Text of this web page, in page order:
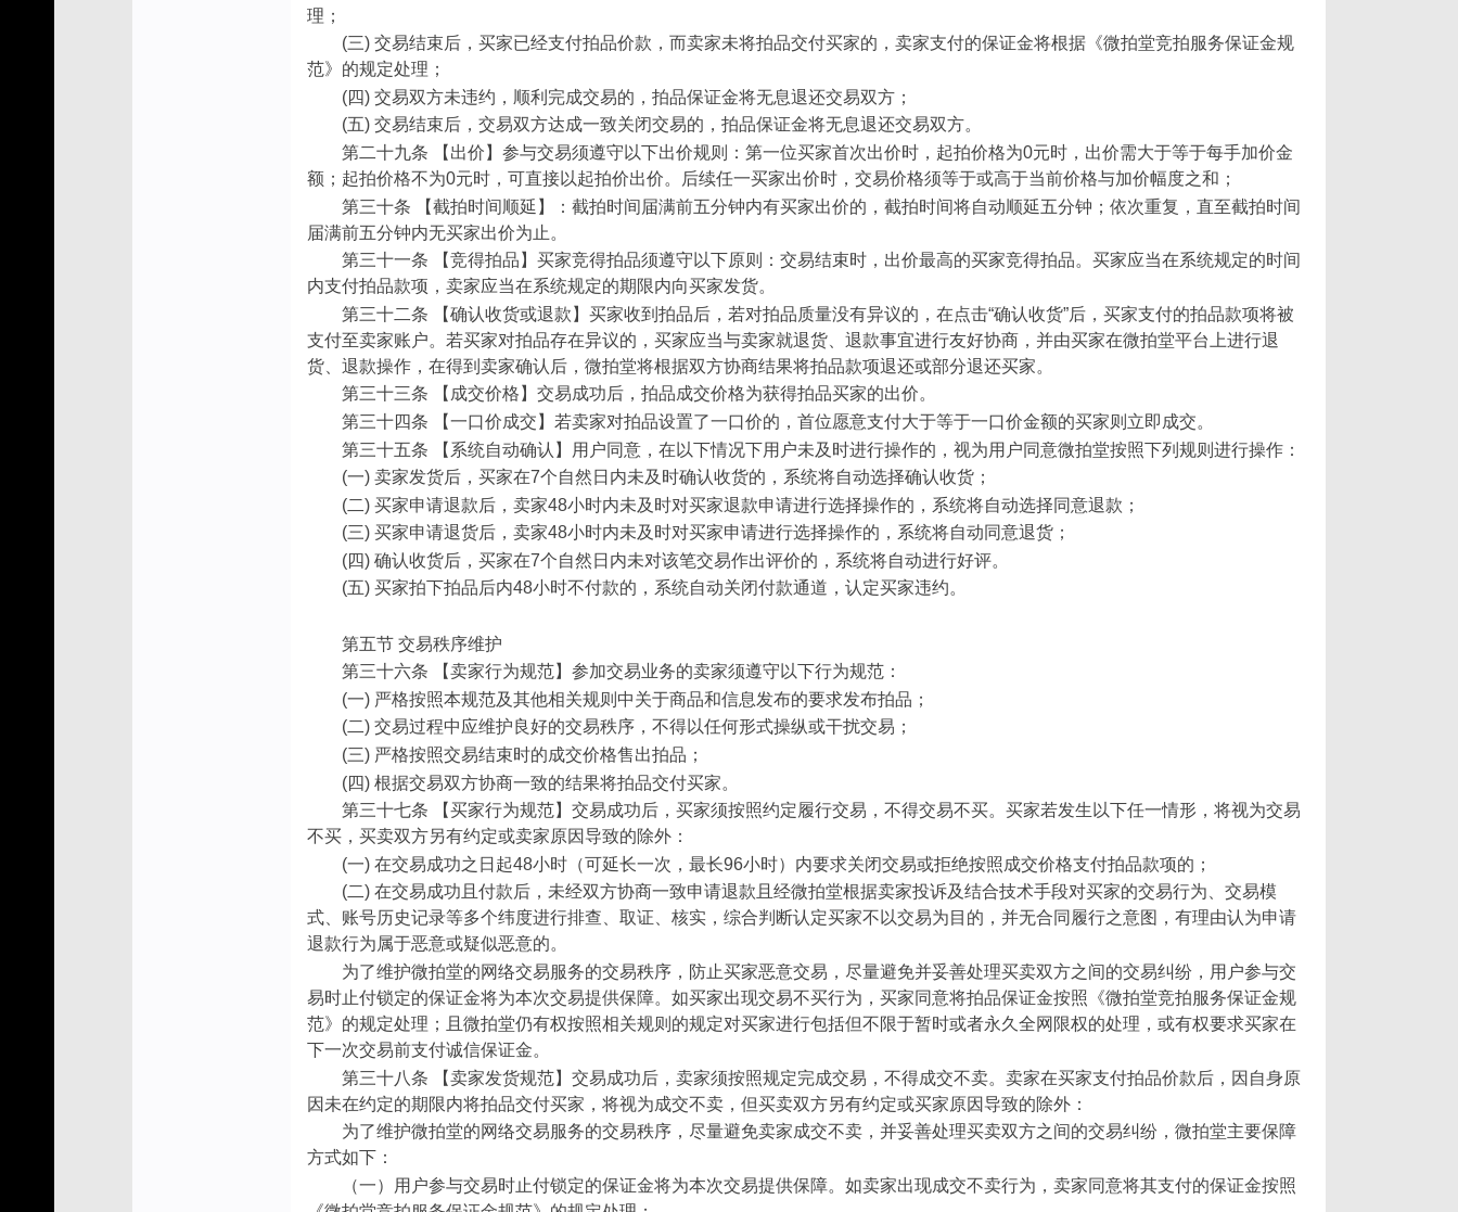
理；
(三) 交易结束后，买家已经支付拍品价款，而卖家未将拍品交付买家的，卖家支付的保证金将根据《微拍堂竞拍服务保证金规
范》的规定处理；
(四) 交易双方未违约，顺利完成交易的，拍品保证金将无息退还交易双方；
(五) 交易结束后，交易双方达成一致关闭交易的，拍品保证金将无息退还交易双方。
第二十九条 【出价】参与交易须遵守以下出价规则：第一位买家首次出价时，起拍价格为0元时，出价需大于等于每手加价金
额；起拍价格不为0元时，可直接以起拍价出价。后续任一买家出价时，交易价格须等于或高于当前价格与加价幅度之和；
第三十条 【截拍时间顺延】：截拍时间届满前五分钟内有买家出价的，截拍时间将自动顺延五分钟；依次重复，直至截拍时间
届满前五分钟内无买家出价为止。
第三十一条 【竞得拍品】买家竞得拍品须遵守以下原则：交易结束时，出价最高的买家竞得拍品。买家应当在系统规定的时间
内支付拍品款项，卖家应当在系统规定的期限内向买家发货。
第三十二条 【确认收货或退款】买家收到拍品后，若对拍品质量没有异议的，在点击“确认收货”后，买家支付的拍品款项将被
支付至卖家账户。若买家对拍品存在异议的，买家应当与卖家就退货、退款事宜进行友好协商，并由买家在微拍堂平台上进行退
货、退款操作，在得到卖家确认后，微拍堂将根据双方协商结果将拍品款项退还或部分退还买家。
第三十三条 【成交价格】交易成功后，拍品成交价格为获得拍品买家的出价。
第三十四条 【一口价成交】若卖家对拍品设置了一口价的，首位愿意支付大于等于一口价金额的买家则立即成交。
第三十五条 【系统自动确认】用户同意，在以下情况下用户未及时进行操作的，视为用户同意微拍堂按照下列规则进行操作：
(一) 卖家发货后，买家在7个自然日内未及时确认收货的，系统将自动选择确认收货；
(二) 买家申请退款后，卖家48小时内未及时对买家退款申请进行选择操作的，系统将自动选择同意退款；
(三) 买家申请退货后，卖家48小时内未及时对买家申请进行选择操作的，系统将自动同意退货；
(四) 确认收货后，买家在7个自然日内未对该笔交易作出评价的，系统将自动进行好评。
(五) 买家拍下拍品后内48小时不付款的，系统自动关闭付款通道，认定买家违约。
第五节 交易秩序维护
第三十六条 【卖家行为规范】参加交易业务的卖家须遵守以下行为规范：
(一) 严格按照本规范及其他相关规则中关于商品和信息发布的要求发布拍品；
(二) 交易过程中应维护良好的交易秩序，不得以任何形式操纵或干扰交易；
(三) 严格按照交易结束时的成交价格售出拍品；
(四) 根据交易双方协商一致的结果将拍品交付买家。
第三十七条 【买家行为规范】交易成功后，买家须按照约定履行交易，不得交易不买。买家若发生以下任一情形，将视为交易
不买，买卖双方另有约定或卖家原因导致的除外：
(一) 在交易成功之日起48小时（可延长一次，最长96小时）内要求关闭交易或拒绝按照成交价格支付拍品款项的；
(二) 在交易成功且付款后，未经双方协商一致申请退款且经微拍堂根据卖家投诉及结合技术手段对买家的交易行为、交易模
式、账号历史记录等多个纬度进行排查、取证、核实，综合判断认定买家不以交易为目的，并无合同履行之意图，有理由认为申请
退款行为属于恶意或疑似恶意的。
为了维护微拍堂的网络交易服务的交易秩序，防止买家恶意交易，尽量避免并妥善处理买卖双方之间的交易纠纷，用户参与交
易时止付锁定的保证金将为本次交易提供保障。如买家出现交易不买行为，买家同意将拍品保证金按照《微拍堂竞拍服务保证金规
范》的规定处理；且微拍堂仍有权按照相关规则的规定对买家进行包括但不限于暂时或者永久全网限权的处理，或有权要求买家在
下一次交易前支付诚信保证金。
第三十八条 【卖家发货规范】交易成功后，卖家须按照规定完成交易，不得成交不卖。卖家在买家支付拍品价款后，因自身原
因未在约定的期限内将拍品交付买家，将视为成交不卖，但买卖双方另有约定或买家原因导致的除外：
为了维护微拍堂的网络交易服务的交易秩序，尽量避免卖家成交不卖，并妥善处理买卖双方之间的交易纠纷，微拍堂主要保障
方式如下：
（一）用户参与交易时止付锁定的保证金将为本次交易提供保障。如卖家出现成交不卖行为，卖家同意将其支付的保证金按照